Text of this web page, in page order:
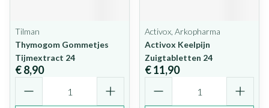
Tilman
Thymogom Gommetjes
Tijmextract 24
€ 8,90
Activox, Arkopharma
Activox Keelpijn
Zuigtabletten 24
€ 11,90